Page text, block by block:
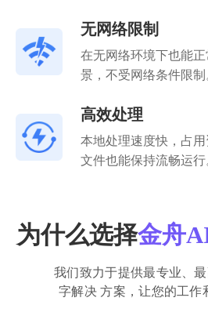
无网络限制
在无网络环境下也能
景，不受网络条件限制
高效处理
本地处理速度快，占
文件也能保持流畅运行
为什么选择金舟
我们致力于提供最专业、
字解决 方案，让您的工作